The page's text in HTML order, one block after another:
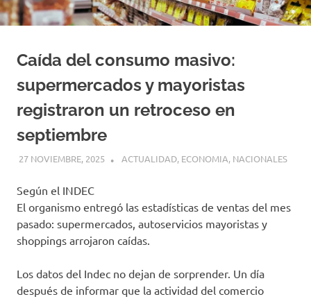
Caída del consumo masivo:
supermercados y mayoristas
registraron un retroceso en
septiembre
27 NOVIEMBRE, 2025 H P
ACTUALIDAD, ECONOMIA, NACIONALES
Según el INDEC
El organismo entregó las estadísticas de ventas del mes
pasado: supermercados, autoservicios mayoristas y
shoppings arrojaron caídas.
Los datos del Indec no dejan de sorprender. Un día
después de informar que la actividad del comercio